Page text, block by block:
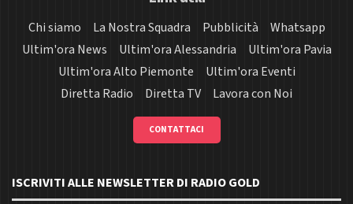
Chi siamo La Nostra Squadra Pubblicità
Whatsapp
Ultim'ora News
Ultim'ora Alessandria
Ultim'ora Pavia
Ultim'ora Alto Piemonte
Ultim'ora Eventi
Diretta Radio
Diretta TV Lavora con Noi
CONTATTACI
ISCRIVITI ALLE NEWSLETTER DI RADIO GOLD